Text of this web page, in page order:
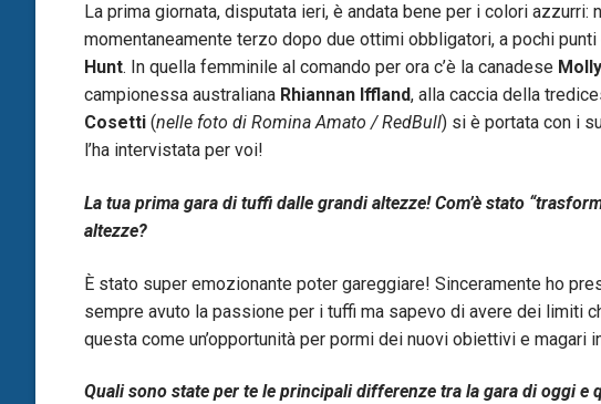
La prima giornata, disputata ieri, è andata bene per i colori azzurri:
momentaneamente terzo dopo due ottimi obbligatori, a pochi
Hunt. In quella femminile al comando per ora c’è la canadese
campionessa australiana Rhiannan Iffland, alla caccia della
Cosetti (nelle foto di Romina Amato / RedBull) si è portata con i
l’ha intervistata per voi!
La tua prima gara di tuffi dalle grandi altezze! Com’è stato
altezze?
È stato super emozionante poter gareggiare! Sinceramente ho
sempre avuto la passione per i tuffi ma sapevo di avere dei limiti
questa come un’opportunità per pormi dei nuovi obiettivi e magari
Quali sono state per te le principali differenze tra la gara di oggi e